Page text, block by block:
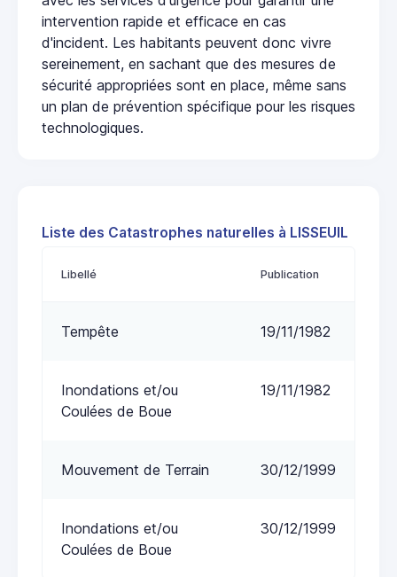
intervention rapide et efficace en cas
d'incident. Les habitants peuvent donc vivre
sereinement, en sachant que des mesures de
sécurité appropriées sont en place, même sans
un plan de prévention spécifique pour les risques
technologiques.
Liste des Catastrophes naturelles à LISSEUIL
Libellé Publication
Tempête 19/11/1982
Inondations et/ou
Coulées de Boue
19/11/1982
Mouvement de Terrain 30/12/1999
Inondations et/ou
Coulées de Boue
30/12/1999